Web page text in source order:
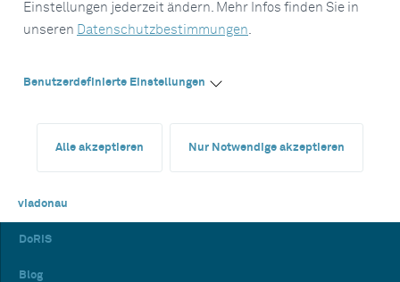
Einstellungen jederzeit ändern. Mehr Infos finden Sie in
unseren Datenschutzbestimmungen.
Benutzerdefinierte Einstellungen
Alle akzeptieren Nur Notwendige akzeptieren
viadonau
DoRIS
Blog